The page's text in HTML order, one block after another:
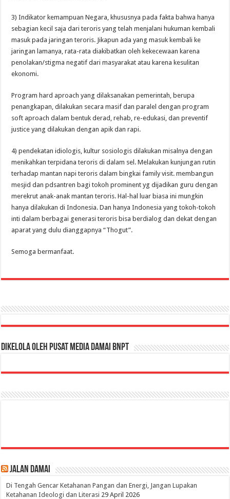
3) Indikator kemampuan Negara, khususnya pada fakta bahwa hanya
sebagian kecil saja dari teroris yang telah menjalani hukuman kembali
masuk pada jaringan teroris. Jikapun ada yang masuk kembali ke
jaringan lamanya, rata-rata diakibatkan oleh kekecewaan karena
penolakan/stigma negatif dari masyarakat atau karena kesulitan
ekonomi.
Program hard aproach yang dilaksanakan pemerintah, berupa
penangkapan, dilakukan secara masif dan paralel dengan program
soft aproach dalam bentuk derad, rehab, re-edukasi, dan preventif
justice yang dilakukan dengan apik dan rapi.
4) pendekatan idiologis, kultur sosiologis dilakukan misalnya dengan
menikahkan terpidana teroris di dalam sel. Melakukan kunjungan rutin
terhadap mantan napi teroris dalam bingkai family visit. membangun
mesjid dan pdsantren bagi tokoh prominent yg dijadikan guru dengan
merekrut anak-anak mantan teroris. Hal-hal luar biasa ini mungkin
hanya dilakukan di Indonesia. Dan hanya Indonesia yang tokoh-tokoh
inti dalam berbagai generasi teroris bisa berdialog dan dekat dengan
aparat yang dulu dianggapnya “Thogut”.
Semoga bermanfaat.
Dikelola oleh Pusat Media Damai BNPT
Jalan Damai
Di Tengah Gencar Ketahanan Pangan dan Energi, Jangan Lupakan
Ketahanan Ideologi dan Literasi 29 April 2026